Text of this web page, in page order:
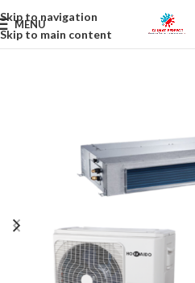
Skip to navigation
Skip to main content
MENU